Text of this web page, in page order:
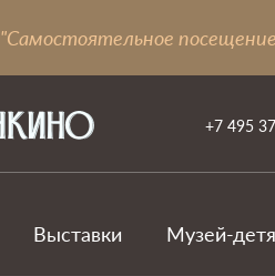
"Самостоятельное
+7 495
Выставки Музей-